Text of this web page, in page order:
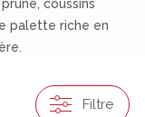
coussins
palette riche en
Filtre